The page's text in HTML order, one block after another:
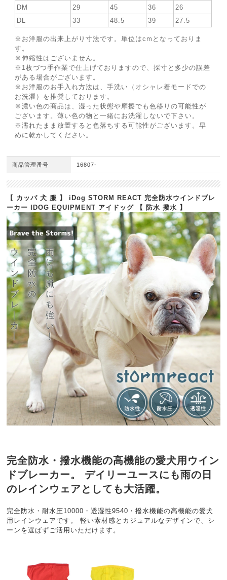
DM
29 45 36
26
DL
33 48.5 39 27.5
※お洋服の出来上がり寸法です。単位はcmとなっておりま
す。
※伸縮性はございません。
※1枚づつ手作業で仕上げておりますので、採寸と多少の誤差
がある場合がございます。
※お洋服のお手入れ方法は、手洗い（オシャレ着モードでの
お洗濯）を推奨しております。
※濃い色の商品は、湿った状態や摩擦でも色移りの可能性が
ございます。薄い色の物と一緒にお洗濯しないで下さい。
※濡れたまま放置すると色落ちする可能性がございます。早
めに乾かしてください。
商品管理番号 16807-
【 カッパ 犬 服 】 iDog STORM REACT 完全防水ウインドブレ
ーカー IDOG EQUIPMENT アイドッグ 【 防水 撥水 】
完全防水・撥水機能の高機能の愛犬用ウイン
ドブレーカー。 デイリーユースにも雨の日
のレインウェアとしても大活躍。
完全防水・耐水圧10000・透湿性9540・撥水機能の高機能の愛犬
用レインウェアです。 軽い素材感とカジュアルなデザインで、シ
ーンを選ばずご活用いただけます。